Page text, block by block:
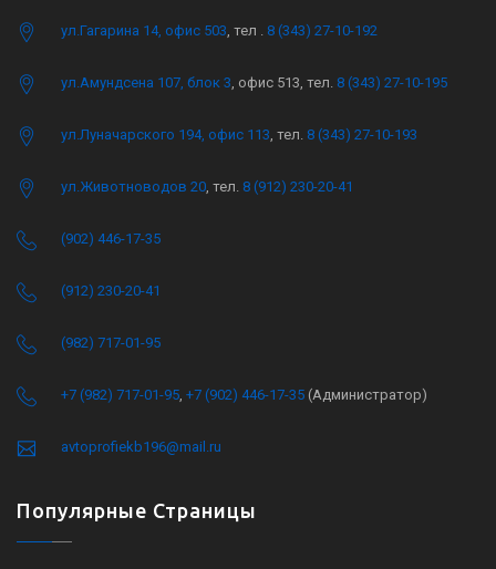
ул.Гагарина 14, офис 503 , тел . 8 (343) 27-10-192
ул.Амундсена 107, блок 3 , офис 513, тел. 8 (343) 27-10-195
ул.Луначарского 194, офис 113 , тел. 8 (343) 27-10-193
ул.Животноводов 20 , тел. 8 (912) 230-20-41
(902) 446-17-35
(912) 230-20-41
(982) 717-01-95
+7 (982) 717-01-95 +7 (902) 446-17-35 (Администратор)
avtoprofiekb196@mail.ru
Популярные Страницы